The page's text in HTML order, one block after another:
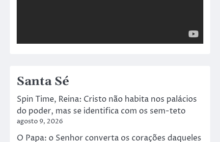
Santa Sé
Spin Time, Reina: Cristo não habita nos palácios
do poder, mas se identifica com os sem-teto
agosto 9, 2026
O Papa: o Senhor converta os corações daqueles